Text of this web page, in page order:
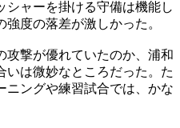
シャーを掛ける守備は機能し
度の落差が激しかった。
攻撃が優れていたのか、浦和
いは微妙なところだった。た
ニングや練習試合では、かな